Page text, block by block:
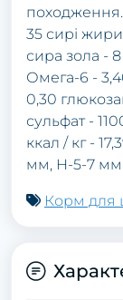
35 сирі жири
сира зола -
Омега-6 -
0,30
сульфат -
ккал / кг -
мм, H-5-7 мм
Корм для